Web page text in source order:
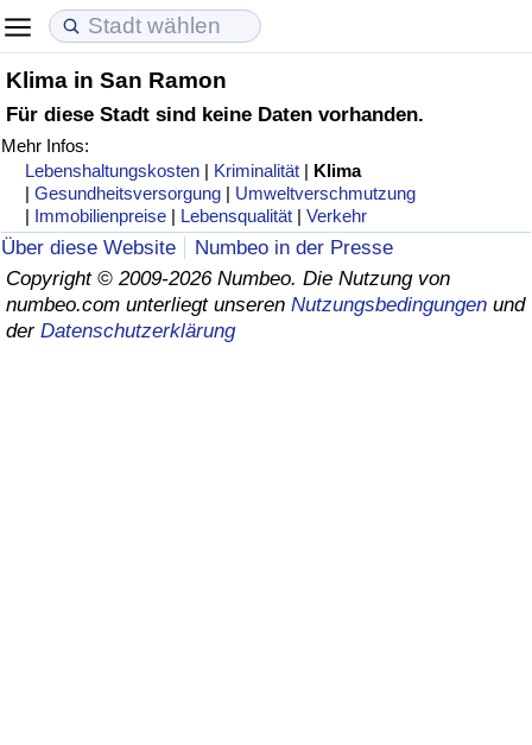
Klima in San Ramon
Für diese Stadt sind keine Daten vorhanden.
Mehr Infos:
Lebenshaltungskosten | Kriminalität | Klima
|Gesundheitsversorgung | Umweltverschmutzung
| Immobilienpreise | Lebensqualität |Verkehr
Über diese Website
Numbeo in der Presse
Copyright © 2009-2026 Numbeo. Die Nutzung von
numbeo.com unterliegt unseren Nutzungsbedingungen und
der Datenschutzerklärung
Lebenshaltungskosten
Lebenshaltungskosten-Index (aktuell)
Lebenshaltungskosten-Index
Lebenshaltungskosten-Index nach Land
in Akaba
Immobilienpreise
Immobilienpreis-Index (aktuell)
Immobilienpreis-Index
Immobilienpreis-Index nach Land
Lebensqualität
Lebensqualität-Index
Lebensqualität-Index (aktuell)
Lebensqualitätsindex nach Land
Kriminalität